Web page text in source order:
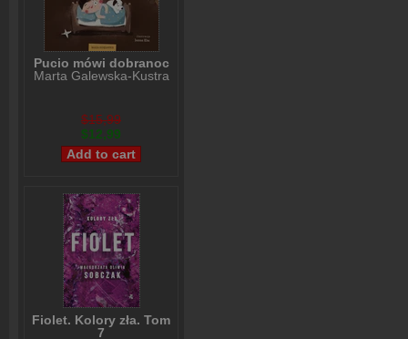
Pucio mówi dobranoc
Marta Galewska-Kustra
$15,99
$12,99
Fiolet. Kolory zła. Tom
7